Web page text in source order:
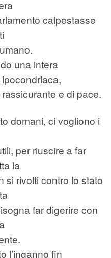
calpestasse
una intera
e di pace.
domani, ci vogliono i
per riuscire a far
la
si rivolti contro lo stato
far digerire con
l’inganno fin